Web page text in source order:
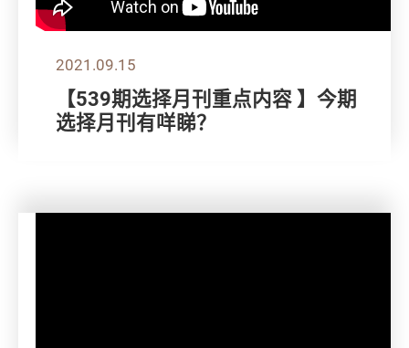
2021.09.15
【539期选择月刊重点内容 】今期
选择月刊有咩睇？